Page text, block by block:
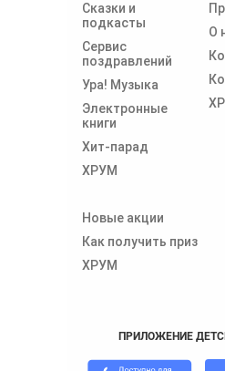
Сказки и
подкасты
Сервис
поздравлений
Ура! Музыка
Электронные
книги
Хит-парад
ХРУМ
О
Новые акции
Как получить приз
ХРУМ
ПРИЛОЖЕНИЕ